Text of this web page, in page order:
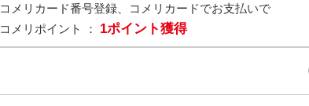
コメリカード番号登録、コメリカードでお支払いで
コメリポイント ： 1ポイント獲得